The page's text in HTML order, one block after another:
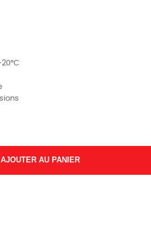
AJOUTER AU PANIER